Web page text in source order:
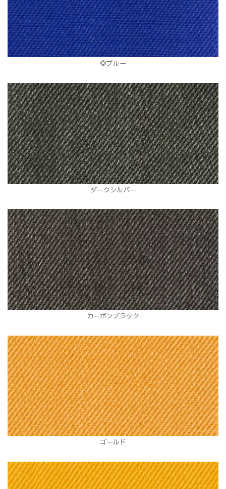
◎ブルー
ダークシルバー
カーボンブラック
ゴールド